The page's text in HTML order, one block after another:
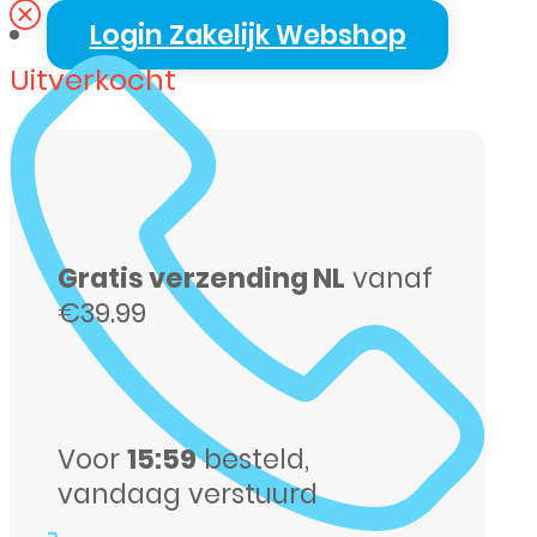
Login Zakelijk Webshop
Uitverkocht
Gratis verzending NL vanaf
€39.99
Voor15:59besteld,
vandaag verstuurd